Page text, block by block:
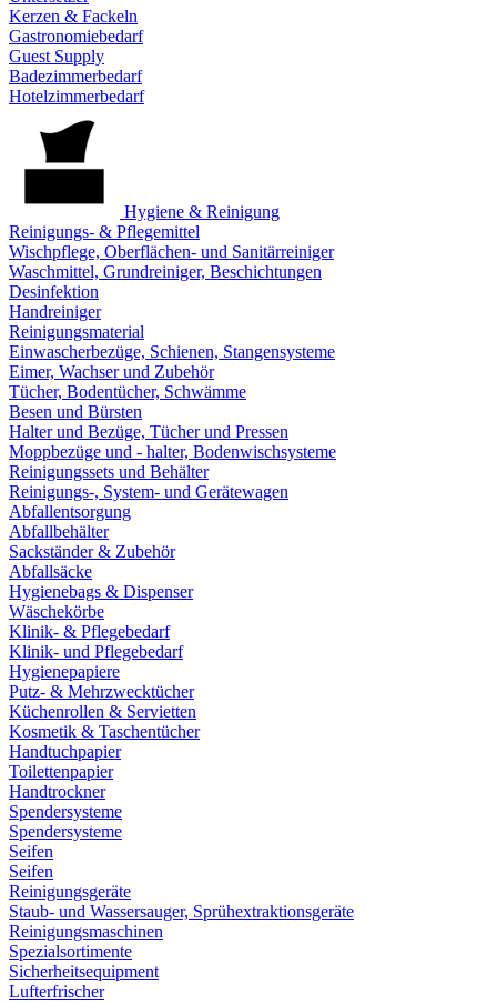
Kerzen & Fackeln
Gastronomiebedarf
Guest Supply
Badezimmerbedarf
Hotelzimmerbedarf
Hygiene & Reinigung
Reinigungs- & Pflegemittel
Wischpflege, Oberflächen- und Sanitärreiniger
Waschmittel, Grundreiniger, Beschichtungen
Desinfektion
Handreiniger
Reinigungsmaterial
Einwascherbezüge, Schienen, Stangensysteme
Eimer, Wachser und Zubehör
Tücher, Bodentücher, Schwämme
Besen und Bürsten
Halter und Bezüge, Tücher und Pressen
Moppbezüge und - halter, Bodenwischsysteme
Reinigungssets und Behälter
Reinigungs-, System- und Gerätewagen
Abfallentsorgung
Abfallbehälter
Sackständer & Zubehör
Abfallsäcke
Hygienebags & Dispenser
Wäschekörbe
Klinik- & Pflegebedarf
Klinik- und Pflegebedarf
Hygienepapiere
Putz- & Mehrzwecktücher
Küchenrollen & Servietten
Kosmetik & Taschentücher
Handtuchpapier
Toilettenpapier
Handtrockner
Spendersysteme
Spendersysteme
Seifen
Seifen
Reinigungsgeräte
Staub- und Wassersauger, Sprühextraktionsgeräte
Reinigungsmaschinen
Spezialsortimente
Sicherheitsequipment
Lufterfrischer